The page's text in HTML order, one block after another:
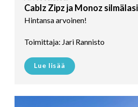
Cablz Zipz ja Monoz
Hintansa arvoinen!
Toimittaja: Jari Rannisto
Lue lisää